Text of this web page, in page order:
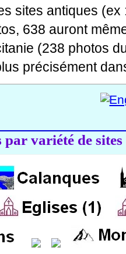
sites antiques
638 auront
(238 photos
précisément
par variété de